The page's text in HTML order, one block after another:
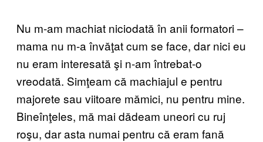
Nu m-am machiat niciodată în anii formatori –
mama nu m-a învăţat cum se face, dar nici eu
nu eram interesată şi n-am întrebat-o
vreodată. Simţeam că machiajul e pentru
majorete sau viitoare mămici, nu pentru mine.
Bineînţeles, mă mai dădeam uneori cu ruj
roşu, dar asta numai pentru că eram fană